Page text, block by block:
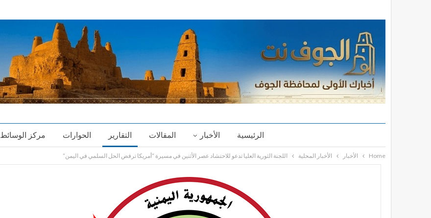
الرئيسية الأخبار المقالات التقارير الحوارات مركز الوسائط
Home الأخبار الأخبار المحلية اللجنة الثورية العليا تدعو للاحتشاد عصر الأثنين في مسيرة “أمريكا ترفض الحل السلمي في اليمن”